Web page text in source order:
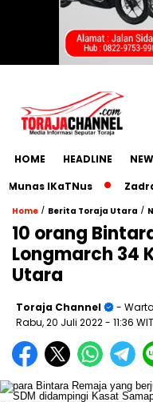
HOME HEADLINE
IKaTNus
Zadrak
Home / Berita Toraja Utara /
10 orang
Longmarch 34
Utara
Toraja Channel
-
Rabu, 20 Juli 2022- 11:36 WIT